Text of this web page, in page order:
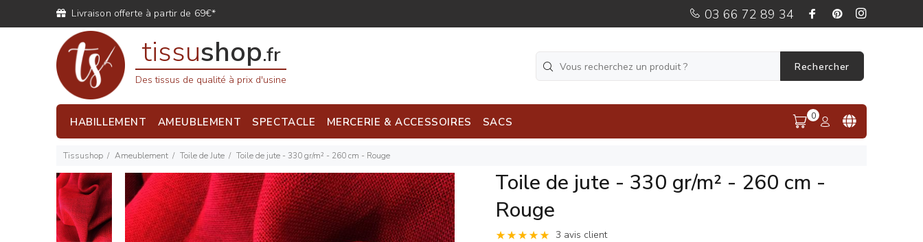
Livraison offerte à partir de 69€* 03 66 72 89 34
tissushop.fr
Des tissus de qualité à prix d'usine
Rechercher
HABILLEMENT AMEUBLEMENT SPECTACLE MERCERIE & ACCESSOIRES SACS 0
Tissushop Ameublement Toile de Jute Toile de jute - 330 gr/m² - 260 cm - Rouge
Toile de jute - 330 gr/m² - 260 cm -
Rouge
3 avis client